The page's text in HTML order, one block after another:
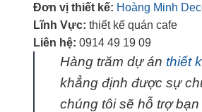
Đơn vị thiết kế: Hoàng Minh
Lĩnh Vực: thiết kế quán cafe
Liên hệ: 0914 49 19 09
Hàng trăm dự án thiết
khẳng định được sự
chúng tôi sẽ hỗ trợ bạn